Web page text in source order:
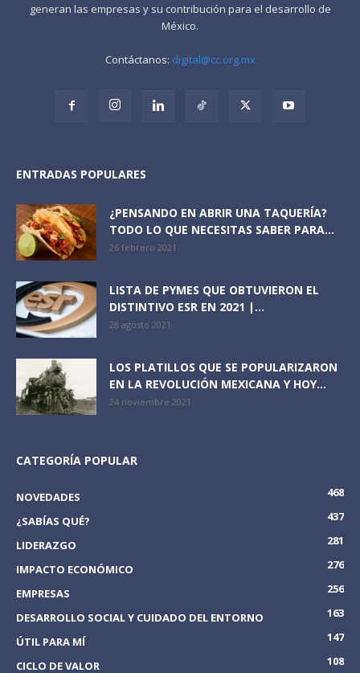
generan las empresas y su contribución para el desarrollo de
México.
Contáctanos: digital@cc.org.mx
ENTRADAS POPULARES
¿PENSANDO EN ABRIR UNA TAQUERÍA?
TODO LO QUE NECESITAS SABER PARA...
26 febrero 2021
LISTA DE PYMES QUE OBTUVIERON EL
DISTINTIVO ESR EN 2021 |...
28 agosto 2021
LOS PLATILLOS QUE SE POPULARIZARON
EN LA REVOLUCIÓN MEXICANA Y HOY...
24 noviembre 2021
CATEGORÍA POPULAR
NOVEDADES
468
¿SABÍAS QUÉ?
437
LIDERAZGO
281
IMPACTO ECONÓMICO
276
EMPRESAS
256
DESARROLLO SOCIAL Y CUIDADO DEL ENTORNO
163
ÚTIL PARA MÍ
147
CICLO DE VALOR
108